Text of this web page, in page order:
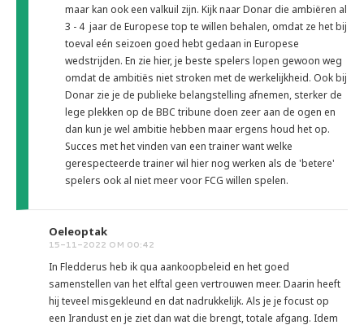
maar kan ook een valkuil zijn. Kijk naar Donar die ambiëren al
3 - 4 jaar de Europese top te willen behalen, omdat ze het bij
toeval eén seizoen goed hebt gedaan in Europese
wedstrijden. En zie hier, je beste spelers lopen gewoon weg
omdat de ambitiës niet stroken met de werkelijkheid. Ook bij
Donar zie je de publieke belangstelling afnemen, sterker de
lege plekken op de BBC tribune doen zeer aan de ogen en
dan kun je wel ambitie hebben maar ergens houd het op.
Succes met het vinden van een trainer want welke
gerespecteerde trainer wil hier nog werken als de 'betere'
spelers ook al niet meer voor FCG willen spelen.
Oeleoptak
15-11-2022 OM 00:42
In Fledderus heb ik qua aankoopbeleid en het goed
samenstellen van het elftal geen vertrouwen meer. Daarin heeft
hij teveel misgekleund en dat nadrukkelijk. Als je je focust op
een Irandust en je ziet dan wat die brengt, totale afgang. Idem